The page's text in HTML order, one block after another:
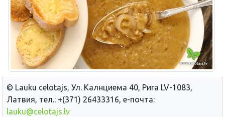
© Lauku сelotajs, Ул. Калнциема 40, Рига LV-1083,
Латвия, тел.: +(371) 26433316, е-почта:
lauku@celotajs.lv